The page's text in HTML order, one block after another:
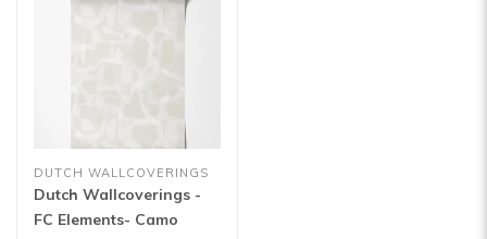
DUTCH WALLCOVERINGS
Dutch Wallcoverings -
FC Elements- Camo